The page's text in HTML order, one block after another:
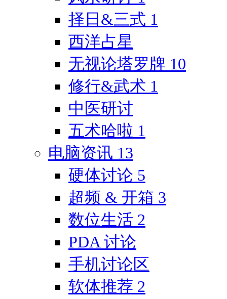
择日&三式 1
西洋占星
无视论塔罗牌 10
修行&武术 1
中医研讨
五术哈啦 1
电脑资讯 13
硬体讨论 5
超频 & 开箱 3
数位生活 2
PDA 讨论
手机讨论区
软体推荐 2